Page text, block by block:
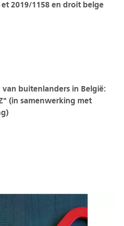
2019/1158 en droit belge
buitenlanders in België:
(in samenwerking met